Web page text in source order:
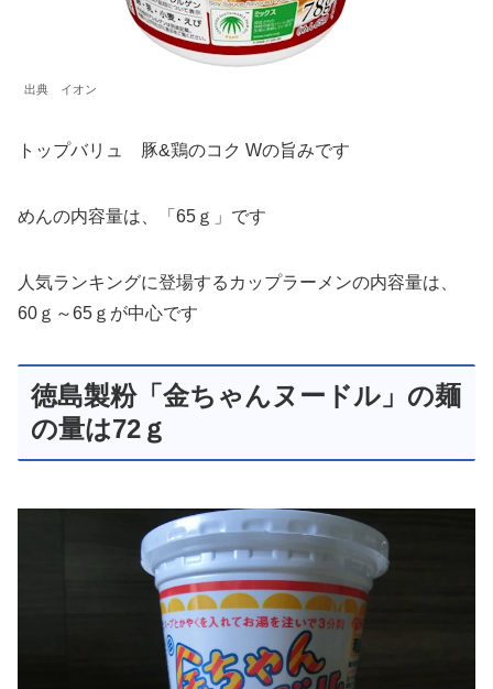
出典 イオン
トップバリュ 豚&鶏のコク Wの旨みです
めんの内容量は、「65ｇ」です
人気ランキングに登場するカップラーメンの内容量は、
60ｇ～65ｇが中心です
徳島製粉「金ちゃんヌードル」の麺
の量は72ｇ